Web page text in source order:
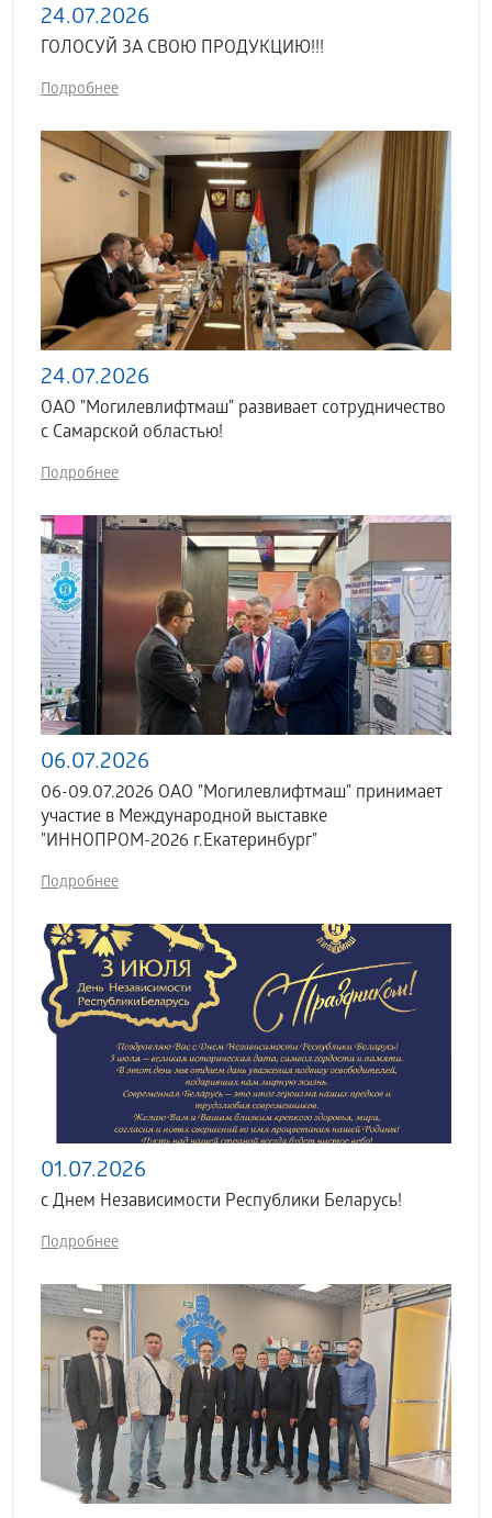
24.07.2026
ГОЛОСУЙ ЗА СВОЮ ПРОДУКЦИЮ!!!
Подробнее
24.07.2026
ОАО "Могилевлифтмаш" развивает сотрудничество
с Самарской областью!
Подробнее
06.07.2026
06-09.07.2026 ОАО "Могилевлифтмаш" принимает
участие в Международной выставке
"ИННОПРОМ-2026 г.Екатеринбург"
Подробнее
01.07.2026
с Днем Независимости Республики Беларусь!
Подробнее